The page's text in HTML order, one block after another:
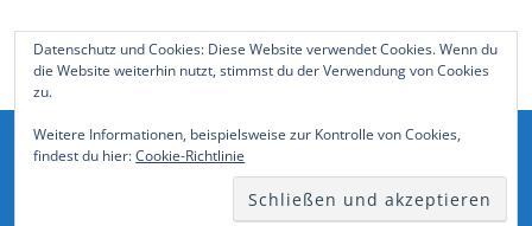
Copyright © 2026 Stefan Grahl
FameThemes
Datenschutz und Cookies: Diese Website verwendet Cookies. Wenn du
die Website weiterhin nutzt, stimmst du der Verwendung von Cookies
zu.
Weitere Informationen, beispielsweise zur Kontrolle von Cookies,
findest du hier:Cookie-Richtlinie